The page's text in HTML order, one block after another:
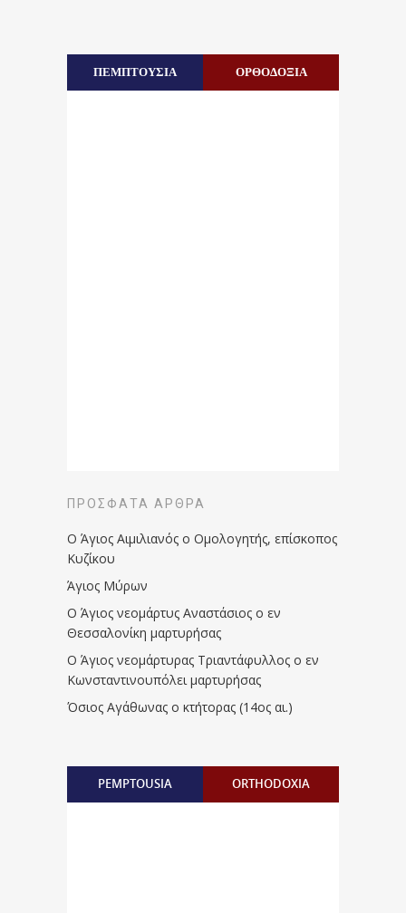
ΠΕΜΠΤΟΥΣΙΑ ΟΡΘΟΔΟΞΙΑ
ΠΡΌΣΦΑΤΑ ΆΡΘΡΑ
Ο Άγιος Αιμιλιανός ο Ομολογητής, επίσκοπος
Κυζίκου
Άγιος Μύρων
Ο Άγιος νεομάρτυς Αναστάσιος ο εν
Θεσσαλονίκη μαρτυρήσας
Ο Άγιος νεομάρτυρας Τριαντάφυλλος ο εν
Κωνσταντινουπόλει μαρτυρήσας
Όσιος Αγάθωνας ο κτήτορας (14ος αι.)
PEMPTOUSIA ORTHODOXIA